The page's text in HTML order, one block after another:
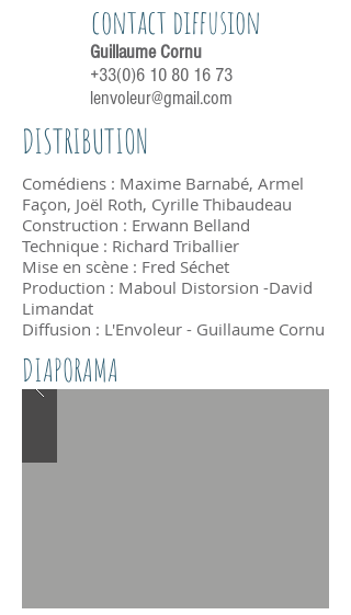
contact diffusion
Guillaume Cornu
+33(0)6 10 80 16 73
lenvoleur@gmail.com
DISTRIBUTION
Comédiens : Maxime Barnabé, Armel
Façon, Joël Roth, Cyrille Thibaudeau
Construction : Erwann Belland
Technique : Richard Triballier
Mise en scène : Fred Séchet
Production : Maboul Distorsion -David
Limandat
Diffusion : L'Envoleur - Guillaume Cornu
DIAPORAMA